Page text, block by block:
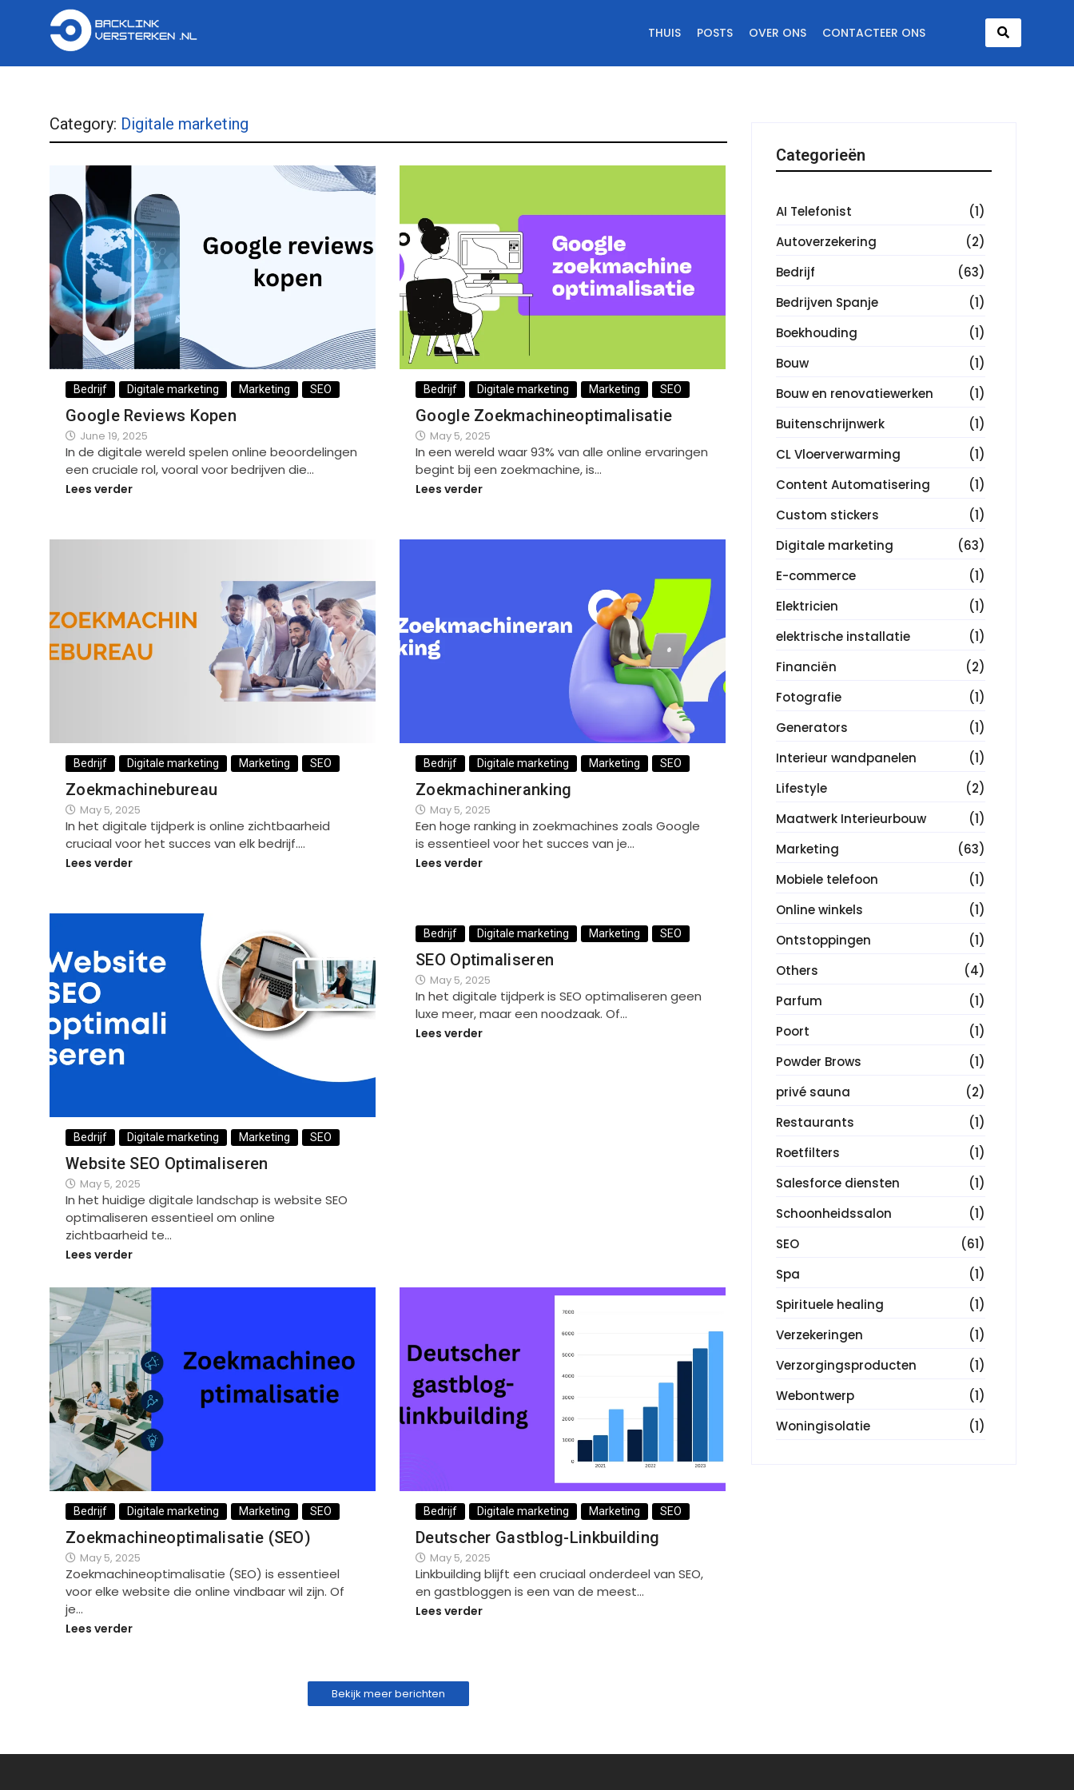
THUIS POSTS OVER ONS CONTACTEER ONS
Category: Digitale marketing
Bedrijf Digitale marketing Marketing SEO
Google Reviews Kopen
June 19, 2025
In de digitale wereld spelen online beoordelingen
een cruciale rol, vooral voor bedrijven die…
Lees verder
Bedrijf Digitale marketing Marketing SEO
Google Zoekmachineoptimalisatie
May 5, 2025
In een wereld waar 93% van alle online ervaringen
begint bij een zoekmachine, is…
Lees verder
Bedrijf Digitale marketing Marketing SEO
Zoekmachinebureau
May 5, 2025
In het digitale tijdperk is online zichtbaarheid
cruciaal voor het succes van elk bedrijf.…
Lees verder
Bedrijf Digitale marketing Marketing SEO
Zoekmachineranking
May 5, 2025
Een hoge ranking in zoekmachines zoals Google
is essentieel voor het succes van je…
Lees verder
Bedrijf Digitale marketing Marketing SEO
Website SEO Optimaliseren
May 5, 2025
In het huidige digitale landschap is website SEO
optimaliseren essentieel om online
zichtbaarheid te…
Lees verder
Bedrijf Digitale marketing Marketing SEO
SEO Optimaliseren
May 5, 2025
In het digitale tijdperk is SEO optimaliseren geen
luxe meer, maar een noodzaak. Of…
Lees verder
Bedrijf Digitale marketing Marketing SEO
Zoekmachineoptimalisatie (SEO)
May 5, 2025
Zoekmachineoptimalisatie (SEO) is essentieel
voor elke website die online vindbaar wil zijn. Of
je…
Lees verder
Bedrijf Digitale marketing Marketing SEO
Deutscher Gastblog-Linkbuilding
May 5, 2025
Linkbuilding blijft een cruciaal onderdeel van SEO,
en gastbloggen is een van de meest…
Lees verder
Bekijk meer berichten
Categorieën
AI Telefonist
(1)
Autoverzekering
(2)
Bedrijf
(63)
Bedrijven Spanje
(1)
Boekhouding
(1)
Bouw
(1)
Bouw en renovatiewerken
(1)
Buitenschrijnwerk
(1)
CL Vloerverwarming
(1)
Content Automatisering
(1)
Custom stickers
(1)
Digitale marketing
(63)
E-commerce
(1)
Elektricien
(1)
elektrische installatie
(1)
Financiën
(2)
Fotografie
(1)
Generators
(1)
Interieur wandpanelen
(1)
Lifestyle
(2)
Maatwerk Interieurbouw
(1)
Marketing
(63)
Mobiele telefoon
(1)
Online winkels
(1)
Ontstoppingen
(1)
Others
(4)
Parfum
(1)
Poort
(1)
Powder Brows
(1)
privé sauna
(2)
Restaurants
(1)
Roetfilters
(1)
Salesforce diensten
(1)
Schoonheidssalon
(1)
SEO
(61)
Spa
(1)
Spirituele healing
(1)
Verzekeringen
(1)
Verzorgingsproducten
(1)
Webontwerp
(1)
Woningisolatie
(1)